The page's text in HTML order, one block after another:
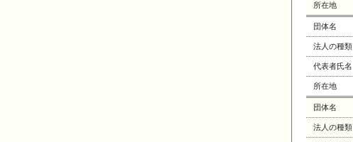
所在地
団体名
法人の種類
代表者氏名
所在地
団体名
法人の種類